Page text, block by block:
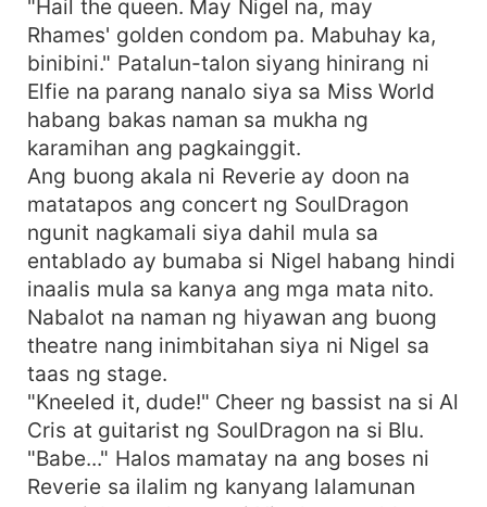
"Hail the queen. May Nigel na, may
Rhames' golden condom pa. Mabuhay ka,
binibini." Patalun-talon siyang hinirang ni
Elfie na parang nanalo siya sa Miss World
habang bakas naman sa mukha ng
karamihan ang pagkainggit.
Ang buong akala ni Reverie ay doon na
matatapos ang concert ng SoulDragon
ngunit nagkamali siya dahil mula sa
entablado ay bumaba si Nigel habang hindi
inaalis mula sa kanya ang mga mata nito.
Nabalot na naman ng hiyawan ang buong
theatre nang inimbitahan siya ni Nigel sa
taas ng stage.
"Kneeled it, dude!" Cheer ng bassist na si Al
Cris at guitarist ng SoulDragon na si Blu.
"Babe..." Halos mamatay na ang boses ni
Reverie sa ilalim ng kanyang lalamunan